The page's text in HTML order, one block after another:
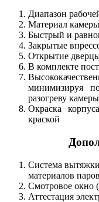
Диапазон
Материал
Быстрый и
Закрытые
Открытие
В комплекте
минимизируя
разогреву
Окраска
краской
Система
материалов
Смотровое окно
Аттестация